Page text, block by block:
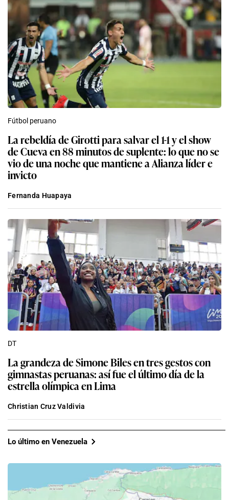
Fútbol peruano
La rebeldía de Girotti para salvar el 1-1 y el show
de Cueva en 88 minutos de suplente: lo que no se
vio de una noche que mantiene a Alianza líder e
invicto
Fernanda Huapaya
DT
La grandeza de Simone Biles en tres gestos con
gimnastas peruanas: así fue el último día de la
estrella olímpica en Lima
Christian Cruz Valdivia
Lo último en Venezuela